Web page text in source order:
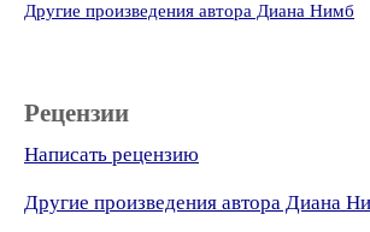
Другие произведения автора Диана Нимб
Рецензии
Написать рецензию
Другие произведения автора Диана